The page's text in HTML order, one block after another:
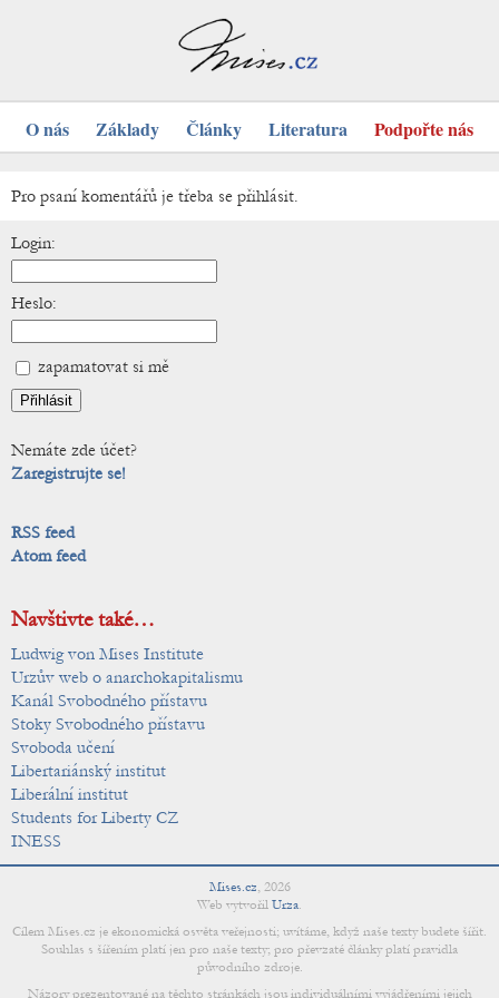
O nás Základy Články Literatura Podpořte nás
Pro psaní komentářů je třeba se přihlásit.
Login:
Heslo:
zapamatovat si mě
Nemáte zde účet?
Zaregistrujte se!
RSS feed
Atom feed
Navštivte také…
Ludwig von Mises Institute
Urzův web o anarchokapitalismu
Kanál Svobodného přístavu
Stoky Svobodného přístavu
Svoboda učení
Libertariánský institut
Liberální institut
Students for Liberty CZ
INESS
Mises.cz, 2026
Web vytvořil Urza.
Cílem Mises.cz je ekonomická osvěta veřejnosti; uvítáme, když naše texty budete šířit.
Souhlas s šířením platí jen pro naše texty; pro převzaté články platí pravidla
původního zdroje.
Názory prezentované na těchto stránkách jsou individuálními vyjádřeními jejich